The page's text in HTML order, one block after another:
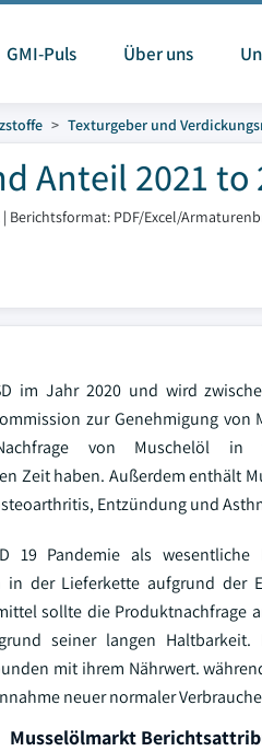
GMI-Puls Über uns
Texturgeber und
Anteil 2021 to
| Berichtsformat: PDF/Excel/
im Jahr 2020 und wird
zur Genehmigung
von Muschelöl in
Zeit haben. Außerdem enthält
Entzündung und
19 Pandemie als
der Lieferkette aufgrund der
sollte die Produktnachfrage
seiner langen
mit ihrem Nährwert.
neuer normaler
Musselölmarkt